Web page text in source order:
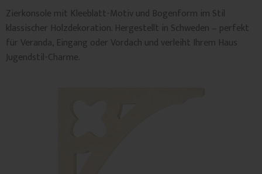
Zierkonsole mit Kleeblatt-Motiv und Bogenform im Stil
klassischer Holzdekoration. Hergestellt in Schweden – perfekt
für Veranda, Eingang oder Vordach und verleiht Ihrem Haus
Jugendstil-Charme.